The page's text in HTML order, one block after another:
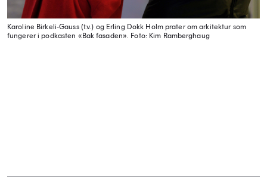
Karoline Birkeli-Gauss (t.v.) og Erling Dokk Holm prater om arkitektur som
fungerer i podkasten «Bak fasaden». Foto: Kim Ramberghaug